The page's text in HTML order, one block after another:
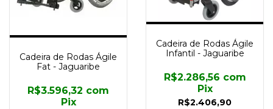
Cadeira de Rodas Ágile
Fat - Jaguaribe
R$3.596,32 com
Pix
Cadeira de Rodas Ágile
Infantil - Jaguaribe
R$2.406,90
R$2.286,56 com
Pix